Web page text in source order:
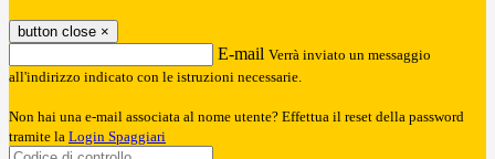
button close ×
E-mail Verrà inviato un messaggio
all'indirizzo indicato con le istruzioni necessarie.
Non hai una e-mail associata al nome utente? Effettua il reset della password
tramite la Login Spaggiari